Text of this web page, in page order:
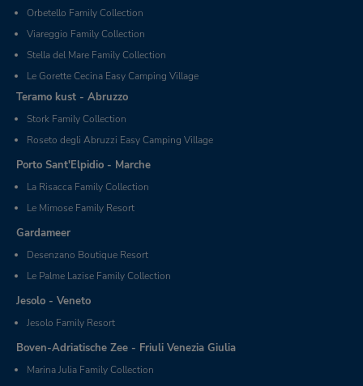
Orbetello Family Collection
Viareggio Family Collection
Stella del Mare Family Collection
Le Gorette Cecina Easy Camping Village
Teramo kust - Abruzzo
Stork Family Collection
Roseto degli Abruzzi Easy Camping Village
Porto Sant'Elpidio - Marche
La Risacca Family Collection
Le Mimose Family Resort
Gardameer
Desenzano Boutique Resort
Le Palme Lazise Family Collection
Jesolo - Veneto
Jesolo Family Resort
Boven-Adriatische Zee - Friuli Venezia Giulia
Marina Julia Family Collection